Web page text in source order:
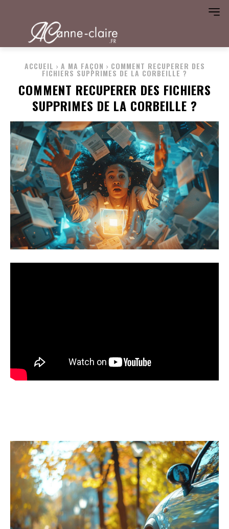
ACCUEIL A MA FAÇON COMMENT RECUPERER DES
FICHIERS SUPPRIMES DE LA CORBEILLE ?
COMMENT RECUPERER DES FICHIERS
SUPPRIMES DE LA CORBEILLE ?